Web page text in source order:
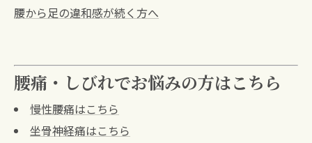
腰から足の違和感が続く方へ
腰痛・しびれでお悩みの方はこちら
慢性腰痛はこちら
坐骨神経痛はこちら